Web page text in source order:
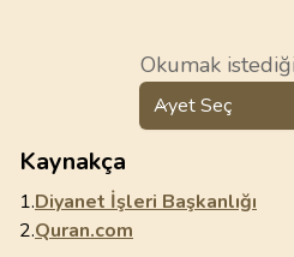
Okumak
Ayet Seç
Kaynakça
1.Diyanet İşleri Başkanlığı
2.Quran.com